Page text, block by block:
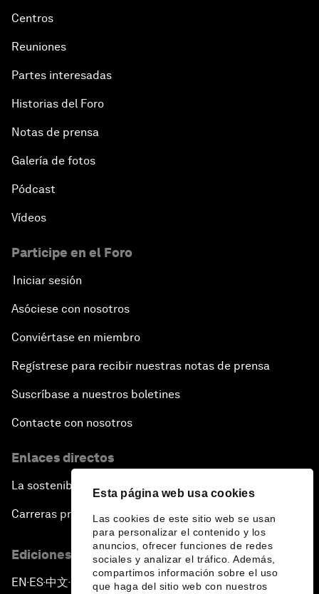
Esta página web usa cookies
Las cookies de este sitio web se usan
para personalizar el contenido y los
anuncios, ofrecer funciones de redes
sociales y analizar el tráfico. Además,
compartimos información sobre el uso
que haga del sitio web con nuestros
Centros
Reuniones
Partes interesadas
Historias del Foro
Notas de prensa
Galería de fotos
Pódcast
Vídeos
Participe en el Foro
Iniciar sesión
Asóciese con nosotros
Conviértase en miembro
Regístrese para recibir nuestras notas de prensa
Suscríbase a nuestros boletines
Contacte con nosotros
Enlaces directos
La sostenibilidad en el Foro
Carreras profesionales
Ediciones en otros idiomas
EN ▪ ES▪中文▪ 日本語